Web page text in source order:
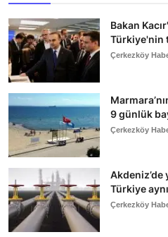
Bakan
Türkiye'nin
Çerkezköy
9 günlük
Çerkezköy
Türkiye
Çerkezköy